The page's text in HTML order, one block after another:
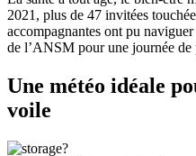
2021, plus de 47 invitées
accompagnantes ont pu
de l’ANSM pour une journée de
Une météo idéale
voile